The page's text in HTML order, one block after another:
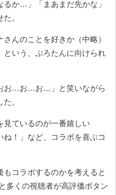
か…」「まあまだ先かな」
。
んのことを好きか（中略）
という、ぷろたんに向けられ
お…お…お…」と笑いながら
。
見ているのが一番嬉しい
！」など、コラボを喜ぶコ
コラボするのかを考えると
多くの視聴者が高評価ボタン